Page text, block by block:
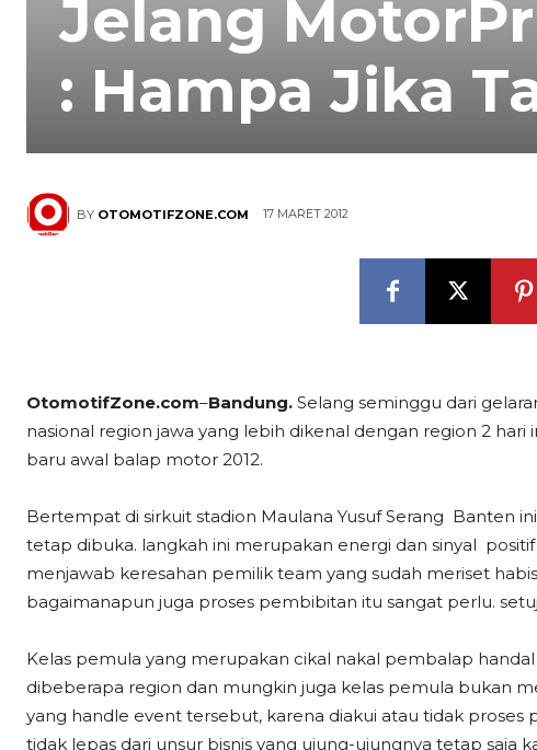
Jelang
: Hampa Jika
BY OTOMOTIFZONE.COM 17 MARET 2012
OtomotifZone.com–Bandung. Selang seminggu dari
nasional region jawa yang lebih dikenal dengan region 2 hari
baru awal balap motor 2012.
Bertempat di sirkuit stadion Maulana Yusuf Serang Banten
tetap dibuka. langkah ini merupakan energi dan sinyal
menjawab keresahan pemilik team yang sudah meriset
bagaimanapun juga proses pembibitan itu sangat perlu.
Kelas pemula yang merupakan cikal nakal pembalap
dibeberapa region dan mungkin juga kelas pemula bukan
yang handle event tersebut, karena diakui atau tidak
tidak lepas dari unsur bisnis yang ujung-ujungnya tetap saja